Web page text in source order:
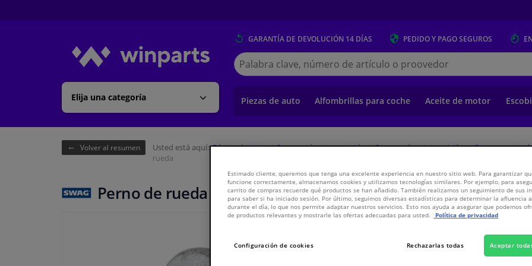
Elija una categoría
GARANTÍA DE DEVOLUCIÓN 14 DÍAS PEDIDO Y PAGOSEGUROS
Buscar
en
Winparts.es
Piezas de auto Alfombrillas para coche Aceite de motor
Volver al resumen Usted está aquí: Página de inicio Suspensión y transmisión Suspensión y transmisión Componentes
rueda
Perno de rueda
Ver
Estimado cliente, queremos que tenga una excelente experiencia en nuestro sitio web. Para garantizar
funcione correctamente, almacenamos cookies y utilizamos tecnologías similares. Por ejemplo, para
carrito de compras recuerde qué productos se han añadido. También realizamos un seguimiento de sus
para saber si ha iniciado sesión. Por último, seguimos diversas estadísticas para determinar la afluencia
durante el día, lo que nos permite adaptar nuestros servicios. Esto nos ayuda a asegurar que podemos
de productos relevantes y mostrarle las ofertas adecuadas para usted.
Política de privacidad
Configuración de cookies Rechazarlas todas Aceptar